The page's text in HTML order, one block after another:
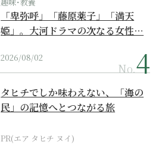
「卑弥呼」「藤原薬子」「満天
姫」。大河ドラマの次なる女性…
2026/08/02
No.
タヒチでしか味わえない、「海の
民」の記憶へとつながる旅
PR(エア タヒチ ヌイ)